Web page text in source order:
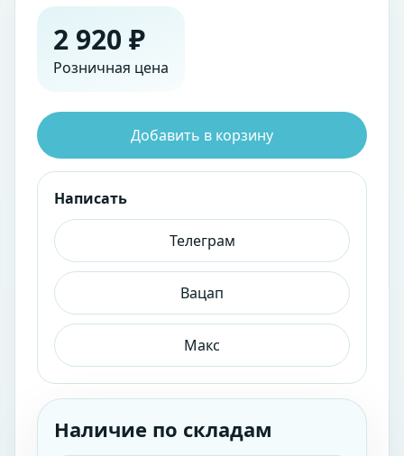
2 920 ₽
Розничная цена
Добавить в корзину
Написать
Телеграм
Вацап
Макс
Наличие по складам